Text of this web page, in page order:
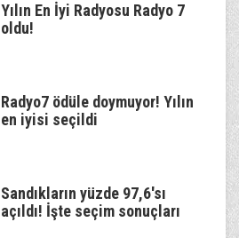
Yılın En İyi Radyosu Radyo 7
oldu!
Radyo7 ödüle doymuyor! Yılın
en iyisi seçildi
Sandıkların yüzde 97,6'sı
açıldı! İşte seçim sonuçları